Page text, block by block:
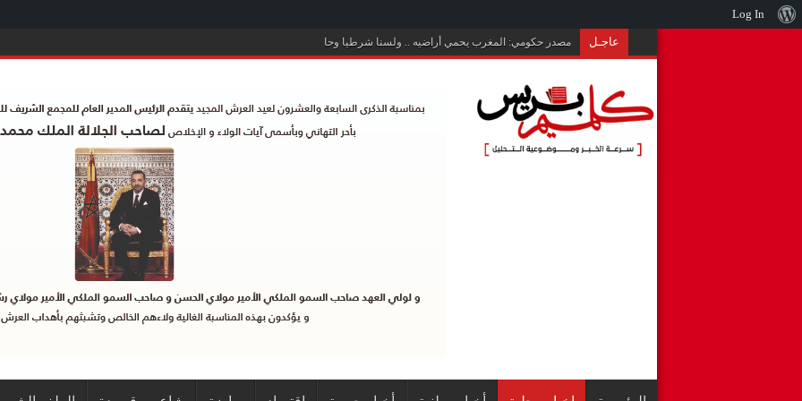
عاجـل مصدر حكومي: المغرب يحمي أراضيه .. ولسنا شرطيا وحارسا لأوروبا
نبذةLog In